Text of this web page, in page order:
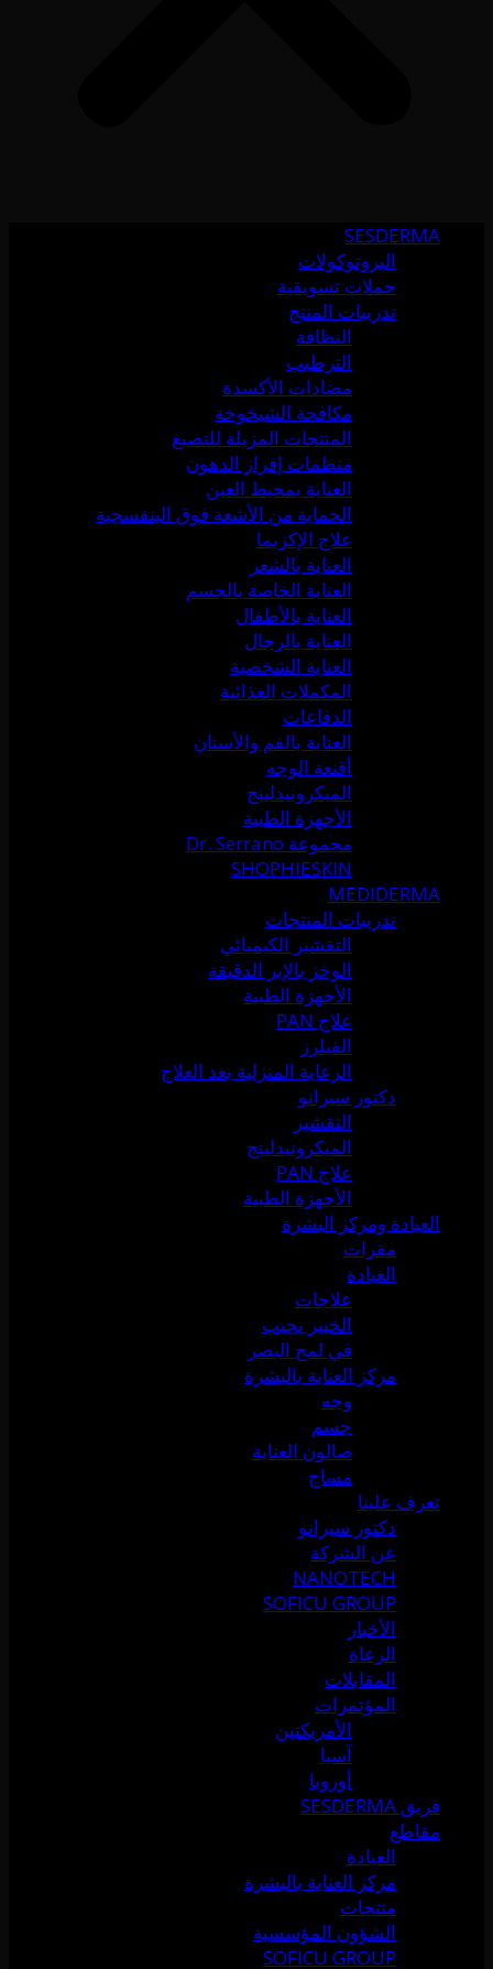
SESDERMA
البروتوكولات
حملات تسويقية
تدريبات المنتج
النظافة
الترطيب
مضادات الأكسدة
مكافحة الشيخوخة
المنتجات المزيلة للتصبغ
منظمات إفراز الدهون
العناية بمحيط العين
الحماية من الأشعة فوق البنفسجية
علاج الإكزيما
العناية بالشعر
العناية الخاصة بالجسم
العناية بالأطفال
العناية بالرجال
العناية الشخصية
المكملات الغذائية
الدفاعات
العناية بالفم والأسنان
أقنعة الوجه
الميكرونيدلينج
الأجهزة الطبية
مجموعة Dr. Serrano
SHOPHIESKIN
MEDIDERMA
تدريبات المنتجات
التقشير الكيميائي
الوخز بالإبر الدقيقة
الأجهزة الطبية
علاج PAN
الفيلرز
الرعاية المنزلية بعد العلاج
دكتور سيرانو
التقشير
الميكرونيدلينج
علاج PAN
الأجهزة الطبية
العيادة ومركز البشرة
مقرات
العيادة
علاجات
الخبير يجيب
في لمح البصر
مركز العناية بالبشرة
وجه
جسم
صالون العناية
مساج
تعرف علينا
دكتور سيرانو
عن الشركة
NANOTECH
SOFICU GROUP
الأخبار
الرعاة
المقابلات
المؤتمرات
الأمريكتين
آسيا
أوروبا
فريق SESDERMA
مقاطع
العيادة
مركز العناية بالبشرة
منتجات
الشؤون المؤسسية
SOFICU GROUP